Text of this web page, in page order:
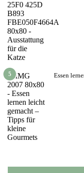
5 Essen